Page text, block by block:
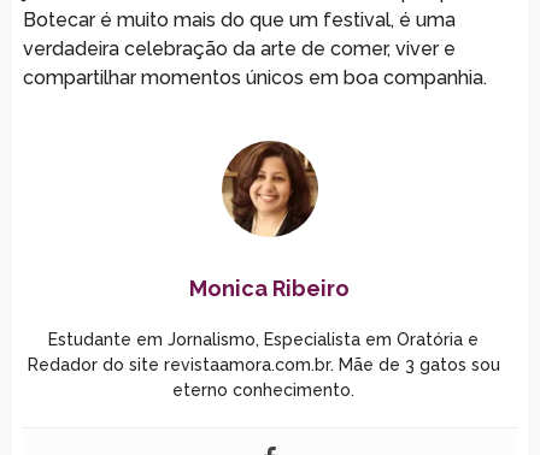
Botecar é muito mais do que um festival, é uma
verdadeira celebração da arte de comer, viver e
compartilhar momentos únicos em boa companhia.
Monica Ribeiro
Estudante em Jornalismo, Especialista em Oratória e
Redador do site revistaamora.com.br. Mãe de 3 gatos sou
eterno conhecimento.